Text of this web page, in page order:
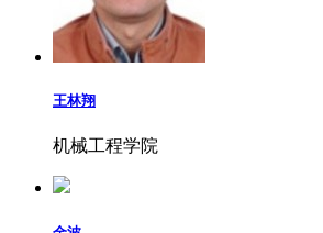
王林翔
机械工程学院